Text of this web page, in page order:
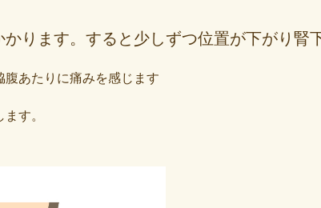
ります。すると少しずつ位置が下がり腎
あたりに痛みを感じます
す。